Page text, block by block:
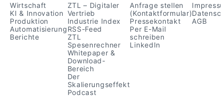
Wirtschaft
KI & Innovation
Produktion
Automatisierung
Berichte
ZTL – Digitaler
Vertrieb
Industrie Index
RSS-Feed
ZTL
Spesenrechner
Whitepaper &
Download-
Bereich
Der
Skalierungseffekt
Podcast
Anfrage stellen
(Kontaktformular)
Pressekontakt
Per E-Mail
schreiben
LinkedIn
AGB